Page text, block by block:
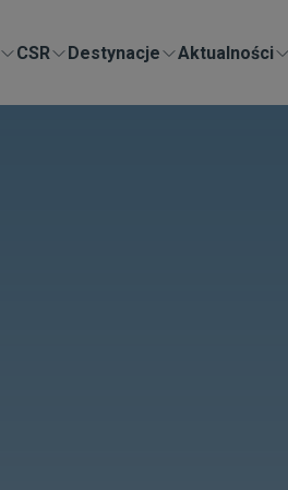
CSR Destynacje Aktualności